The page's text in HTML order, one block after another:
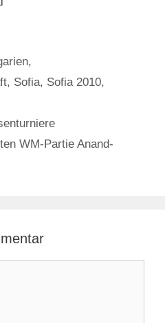
,
, Sofia, Sofia 2010,
WM-Partie Anand-